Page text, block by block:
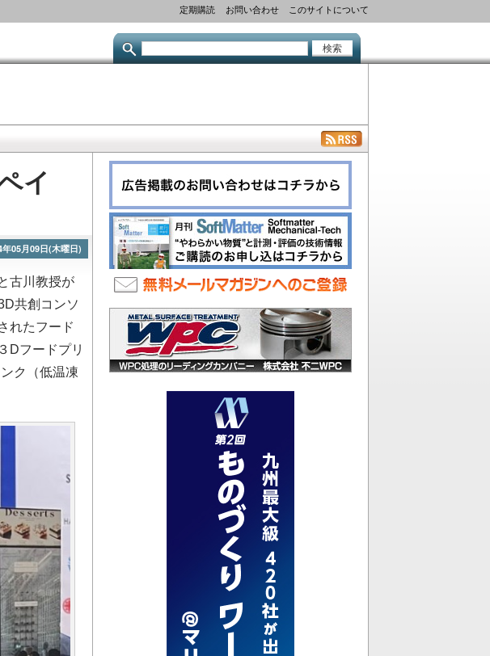
定期購読 お問い合わせ このサイトについて
索
イ
年05月09日(木曜日)
古川教授が
共創コンソ
れたフード
Dフードプリ
ク（低温凍